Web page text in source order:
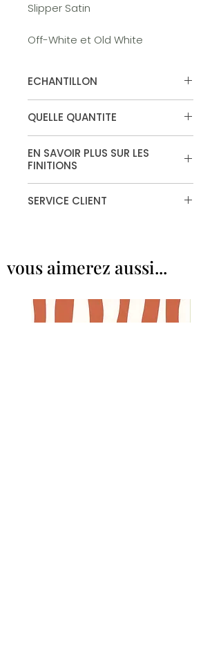
Slipper Satin
Off-White et Old White
ECHANTILLON
commandez votre echantillon.
Disponible en surface "murs et
plafonds" et "estate emulsion"
QUELLE QUANTITE
EN SAVOIR PLUS SUR LES
FINITIONS
SERVICE CLIENT
02.97.01.93.70
vous aimerez aussi...